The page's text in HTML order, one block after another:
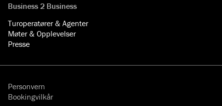
Business 2 Business
Turoperatører & Agenter
Møter & Opplevelser
Presse
Personvern
Bookingvilkår